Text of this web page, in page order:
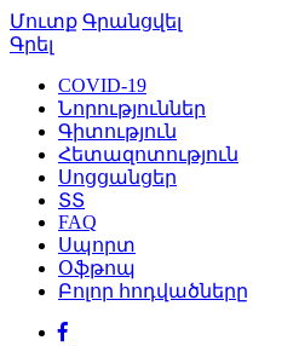
Մուտք Գրանցվել
Գրել
COVID-19
Նորություններ
Գիտություն
Հետազոտություն
Սոցցանցեր
ՏՏ
FAQ
Սպորտ
Օֆթոպ
Բոլոր հոդվածները